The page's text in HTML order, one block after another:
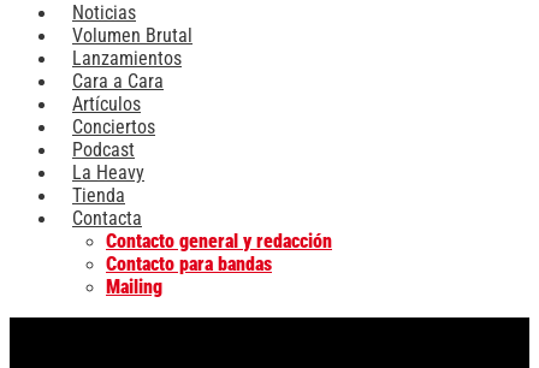
Noticias
Volumen Brutal
Lanzamientos
Cara a Cara
Artículos
Conciertos
Podcast
La Heavy
Tienda
Contacta
Contacto general y redacción
Contacto para bandas
Mailing